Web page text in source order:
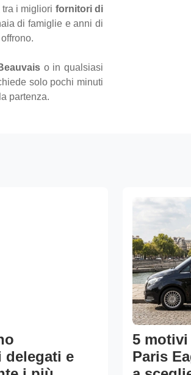
i migliori fornitori di
di famiglie e anni di
o in qualsiasi
solo pochi minuti
partenza.
delegati e
5
Paris